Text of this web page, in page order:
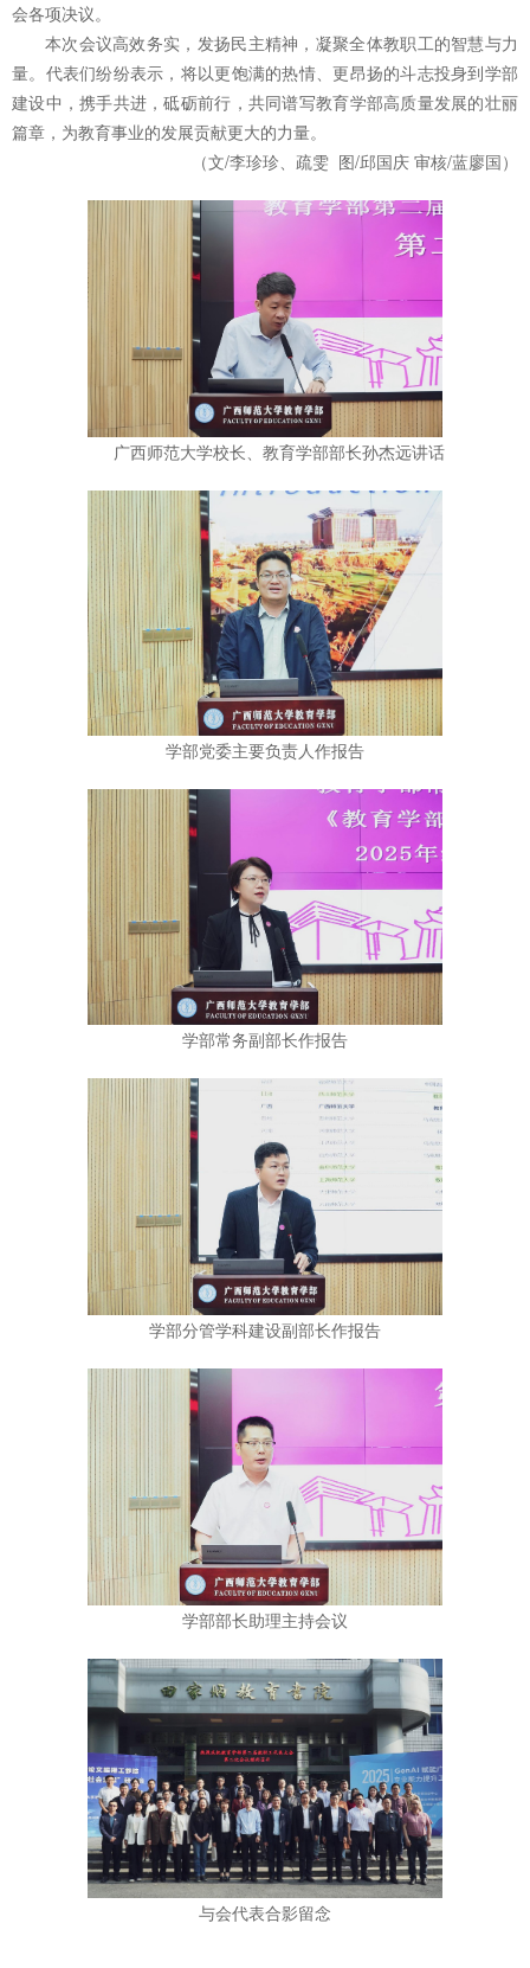
会各项决议。
本次会议高效务实，发扬民主精神，凝聚全体教职工的智慧与力
量。代表们纷纷表示，将以更饱满的热情、更昂扬的斗志投身到学部
建设中，携手共进，砥砺前行，共同谱写教育学部高质量发展的壮丽
篇章，为教育事业的发展贡献更大的力量。
（文/李珍珍、疏雯 图/邱国庆 审核/蓝廖国）
广西师范大学校长、教育学部部长孙杰远讲话
学部党委主要负责人作报告
学部常务副部长作报告
学部分管学科建设副部长作报告
学部部长助理主持会议
与会代表合影留念